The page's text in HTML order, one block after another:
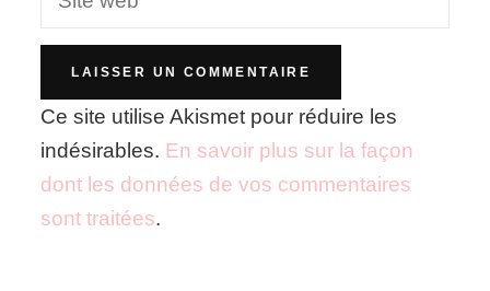
Ce site utilise Akismet pour réduire les
indésirables. En savoir plus sur la façon
dont les données de vos commentaires
sont traitées.